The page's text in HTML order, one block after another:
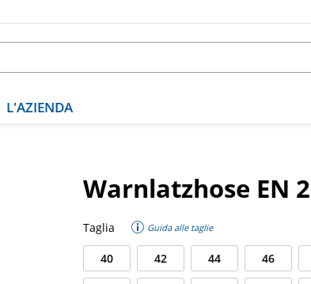
L'AZIENDA
Warnlatzhose EN
Taglia Guida alle taglie
40 42 44 46